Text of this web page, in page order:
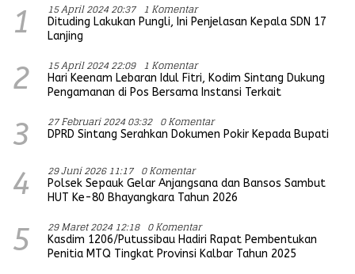
1 15 April 2024 20:37 1 Komentar
Dituding Lakukan Pungli, Ini Penjelasan Kepala SDN 17
Lanjing
2 15 April 2024 22:09 1 Komentar
Hari Keenam Lebaran Idul Fitri, Kodim Sintang Dukung
Pengamanan di Pos Bersama Instansi Terkait
3 27 Februari 2024 03:32 0 Komentar
DPRD Sintang Serahkan Dokumen Pokir Kepada Bupati
4 29 Juni 2026 11:17 0 Komentar
Polsek Sepauk Gelar Anjangsana dan Bansos Sambut
HUT Ke-80 Bhayangkara Tahun 2026
5 29 Maret 2024 12:18 0 Komentar
Kasdim 1206/Putussibau Hadiri Rapat Pembentukan
Penitia MTQ Tingkat Provinsi Kalbar Tahun 2025